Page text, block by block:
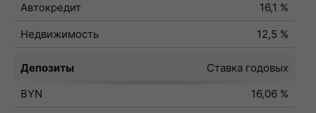
Автокредит
16,1 %
Недвижимость
12,5 %
Депозиты
Ставка годовых
BYN
16,06 %